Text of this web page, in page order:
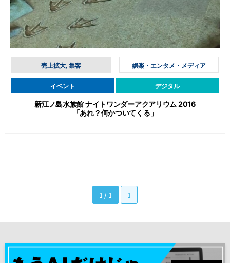
売上拡大, 集客 娯楽・エンタメ・メディア
イベント デジタル
新江ノ島水族館 ナイトワンダーアクアリウム 2016
「あれ？何かついてくる」
1 / 1 1